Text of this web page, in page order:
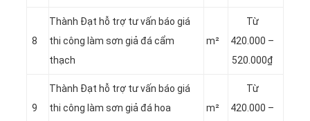
8
Thành Đạt hỗ trợ tư vấn báo giá
thi công làm sơn giả đá cẩm
thạch
m²
Từ
420.000 –
520.000₫
9
Thành Đạt hỗ trợ tư vấn báo giá
thi công làm sơn giả đá hoa
m²
Từ
420.000 –